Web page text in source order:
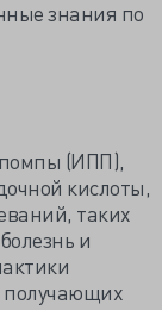
знания по
(ИПП),
кислоты,
таких
и
получающих